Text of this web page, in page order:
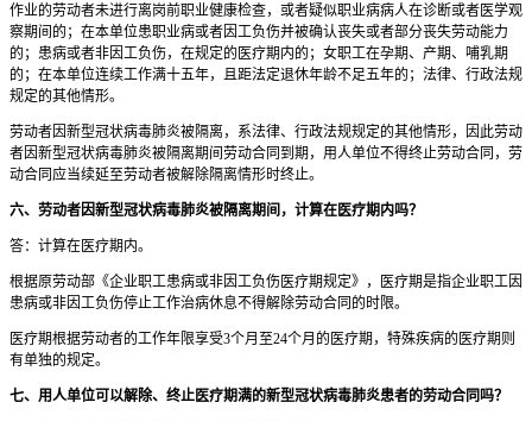
作业的劳动者未进行离岗前职业健康检查，或者疑似职业病病人在诊断或者医学观
察期间的；在本单位患职业病或者因工负伤并被确认丧失或者部分丧失劳动能力
的；患病或者非因工负伤，在规定的医疗期内的；女职工在孕期、产期、哺乳期
的；在本单位连续工作满十五年，且距法定退休年龄不足五年的；法律、行政法规
规定的其他情形。
劳动者因新型冠状病毒肺炎被隔离，系法律、行政法规规定的其他情形，因此劳动
者因新型冠状病毒肺炎被隔离期间劳动合同到期，用人单位不得终止劳动合同，劳
动合同应当续延至劳动者被解除隔离情形时终止。
六、劳动者因新型冠状病毒肺炎被隔离期间，计算在医疗期内吗？
答：计算在医疗期内。
根据原劳动部《企业职工患病或非因工负伤医疗期规定》，医疗期是指企业职工因
患病或非因工负伤停止工作治病休息不得解除劳动合同的时限。
医疗期根据劳动者的工作年限享受3个月至24个月的医疗期，特殊疾病的医疗期则
有单独的规定。
七、用人单位可以解除、终止医疗期满的新型冠状病毒肺炎患者的劳动合同吗？